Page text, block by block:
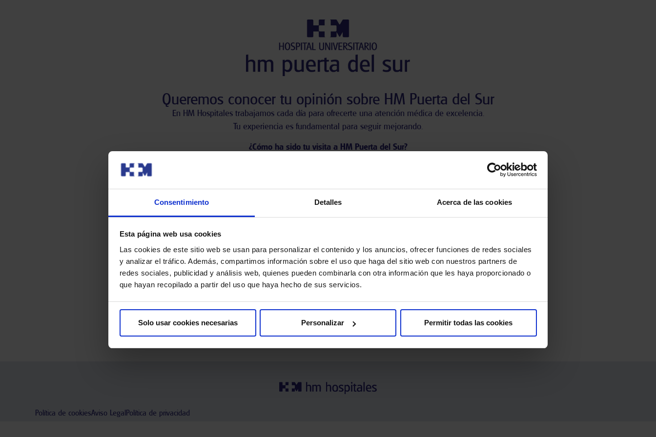
Consentimiento Detalles Acerca de las cookies
Esta página web usa cookies
Las cookies de este sitio web se usan para personalizar el contenido y los anuncios, ofrecer funciones de redes sociales
y analizar el tráfico. Además, compartimos información sobre el uso que haga del sitio web con nuestros partners de
redes sociales, publicidad y análisis web, quienes pueden combinarla con otra información que les haya proporcionado o
que hayan recopilado a partir del uso que haya hecho de sus servicios.
Solo usar cookies necesarias Personalizar Permitir todas las cookies
Queremos conocer tu opinión sobre HM Puerta del Sur
En HM Hospitales trabajamos cada día para ofrecerte una atención médica de excelencia.
Tu experiencia es fundamental para seguir mejorando.
¿Cómo ha sido tu visita a HM Puerta del Sur?
Tu opinión es totalmente anónima y nos ayuda a seguir mejorando la calidad asistencial que ofrecemos a nuestros pacientes.
¡Gracias por confiar en nosotros!
Política de cookiesAviso LegalPolítica de privacidad